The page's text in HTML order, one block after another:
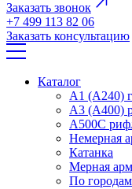
Заказать звонок
+7 499 113 82 06
Заказать консультацию
Каталог
А1 (А240)
А3 (А400)
А500С
Немерная
Катанка
Мерная
По городам